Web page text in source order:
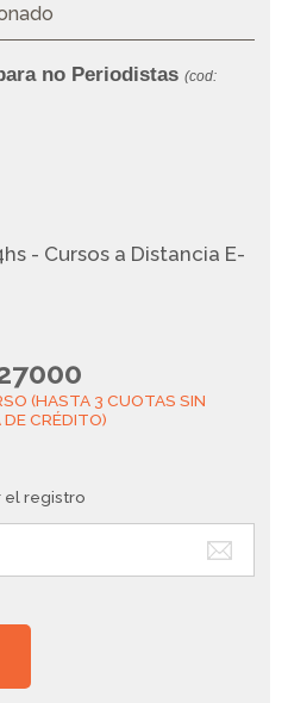
no Periodistas (cod:
- Cursos a Distancia E-
(HASTA 3 CUOTAS SIN
CRÉDITO)
el registro